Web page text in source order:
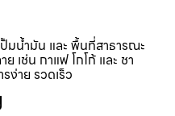
มน้ำมัน และ พื้นที่สาธารณะ
เช่น กาแฟ โกโก้ และ ชา
ง่าย รวดเร็ว